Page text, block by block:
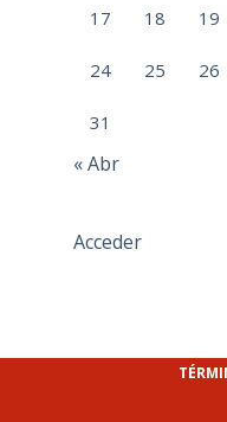
17 18 19
24 25 26
31
« Abr
Acceder